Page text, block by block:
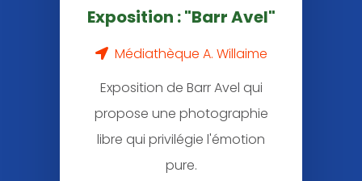
Exposition : "Barr Avel"
Médiathèque A. Willaime
Exposition de Barr Avel qui
propose une photographie
libre qui privilégie l'émotion
pure.